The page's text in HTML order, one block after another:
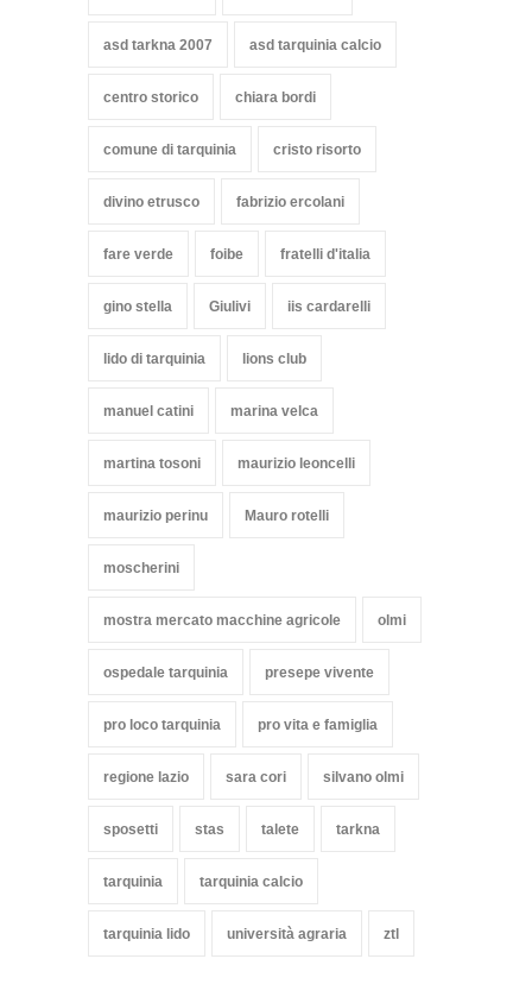
asd tarkna 2007 asd tarquinia calcio
centro storico chiara bordi
comune di tarquinia cristo risorto
divino etrusco fabrizio ercolani
fare verde foibe fratelli d'italia
gino stella Giulivi iis cardarelli
lido di tarquinia lions club
manuel catini marina velca
martina tosoni maurizio leoncelli
maurizio perinu Mauro rotelli
moscherini
mostra mercato macchine agricole olmi
ospedale tarquinia presepe vivente
pro loco tarquinia pro vita e famiglia
regione lazio sara cori silvano olmi
sposetti stas talete tarkna
tarquinia tarquinia calcio
tarquinia lido università agraria ztl